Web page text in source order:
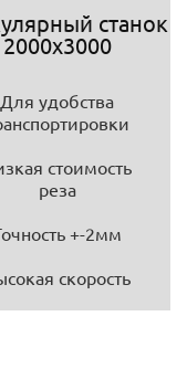
станок
2000х3000
Для удобства
стоимость
реза
+-2мм
скорость